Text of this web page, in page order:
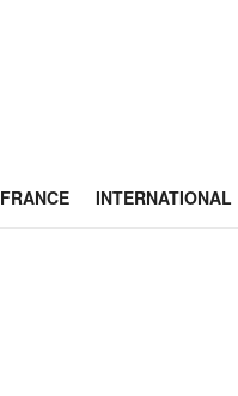
INTERNATIONAL